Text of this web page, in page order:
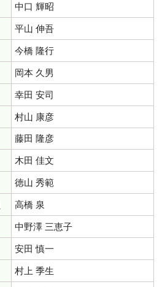
中口 輝昭
平山 伸吾
今橋 隆行
岡本 久男
幸田 安司
村山 康彦
藤田 隆彦
木田 佳文
徳山 秀範
高橋 泉
中野澤 三恵子
安田 慎一
村上 季生